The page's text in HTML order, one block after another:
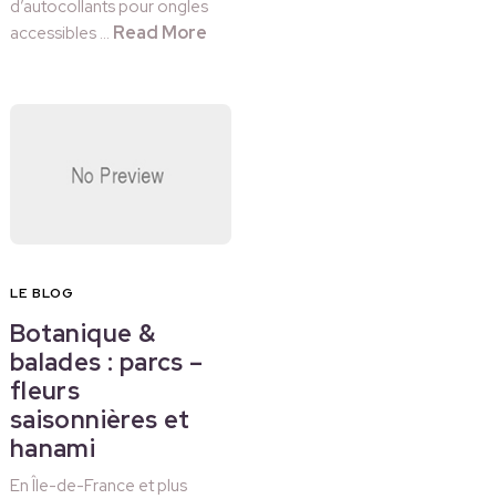
d’autocollants pour ongles
accessibles … Read More
LE BLOG
Botanique &
balades : parcs –
fleurs
saisonnières et
hanami
En Île-de-France et plus